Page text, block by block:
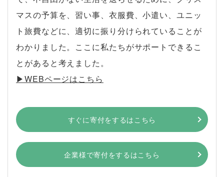
マスの予算を、習い事、衣服費、小遣い、ユニッ
ト旅費などに、適切に振り分けられていることが
わかりました。ここに私たちがサポートできるこ
とがあると考えました。
▶︎WEBページはこちら
すぐに寄付をするはこちら
企業様で寄付をするはこちら